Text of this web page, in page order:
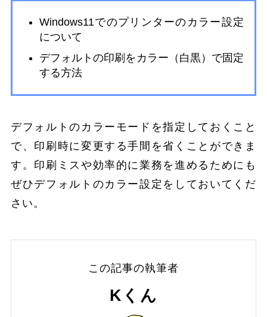
Windows11でのプリンターのカラー設定
について
デフォルトの印刷をカラー（白黒）で固定
する方法
デフォルトのカラーモードを指定しておくこと
で、印刷時に変更する手間を省くことができま
す。印刷ミスや効率的に業務を進めるためにも
ぜひデフォルトのカラー設定をしておいてくだ
さい。
この記事の執筆者
Kくん